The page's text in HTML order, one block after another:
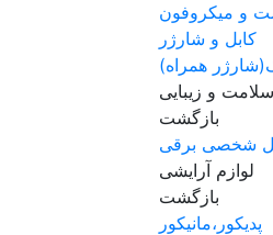
و میکروفون
کابل و شارژر
همراه)
سلامت و زیبایی
بازگشت
شخصی برقی
لوازم آرایشی
بازگشت
پدیکور،مانیکور